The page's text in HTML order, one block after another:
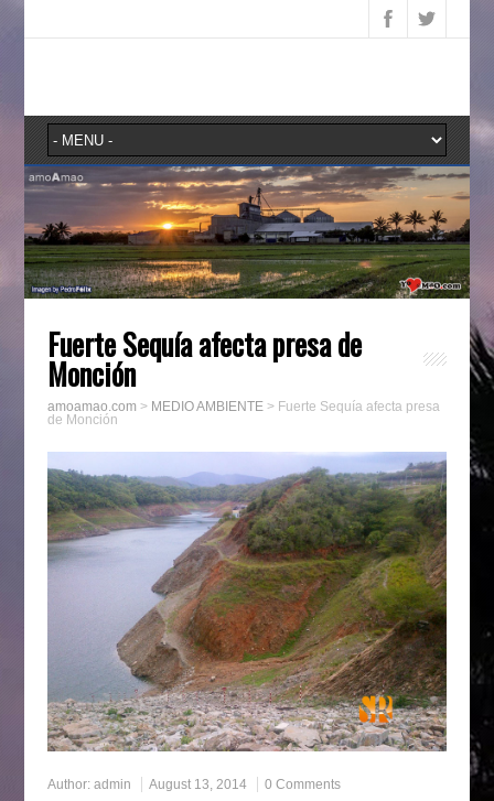
Fuerte Sequía afecta presa de
Monción
amoamao.com > MEDIO AMBIENTE> Fuerte Sequía afecta presa
de Monción
Author: admin August 13, 2014 0 Comments